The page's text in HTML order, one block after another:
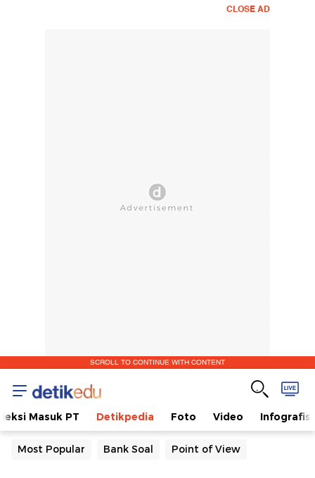
CLOSE AD
SCROLL TO CONTINUE WITH CONTENT
Masuk PT Detikpedia Foto Video Infografis
Most Popular Bank Soal Point of View